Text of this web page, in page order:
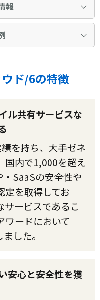
報
ド/6の特徴
ル共有サービスな
を持ち、大手ゼネ
国内で1,000を超え
・SaaSの安全性や
定を取得してお
サービスであるこ
ワードにおいて
した。
安心と安全性を獲